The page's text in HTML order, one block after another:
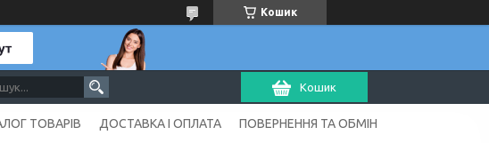
Кошик
Кошик
ТОВАРІВ ДОСТАВКА І ОПЛАТА ПОВЕРНЕННЯ ТА ОБМІН